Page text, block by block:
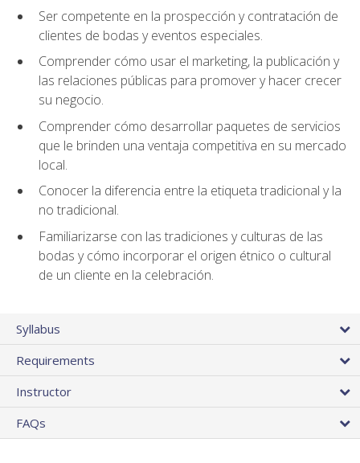
Ser competente en la prospección y contratación de
clientes de bodas y eventos especiales.
Comprender cómo usar el marketing, la publicación y
las relaciones públicas para promover y hacer crecer
su negocio.
Comprender cómo desarrollar paquetes de servicios
que le brinden una ventaja competitiva en su mercado
local.
Conocer la diferencia entre la etiqueta tradicional y la
no tradicional.
Familiarizarse con las tradiciones y culturas de las
bodas y cómo incorporar el origen étnico o cultural
de un cliente en la celebración.
Syllabus
Requirements
Instructor
FAQs